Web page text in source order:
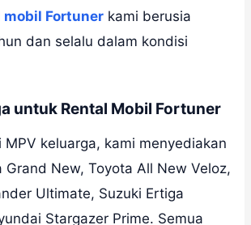
mobil Fortuner kami berusia
dan selalu dalam kondisi
untuk Rental Mobil Fortuner
keluarga, kami menyediakan
Grand New, Toyota All New Veloz,
Ultimate, Suzuki Ertiga
Stargazer Prime. Semua